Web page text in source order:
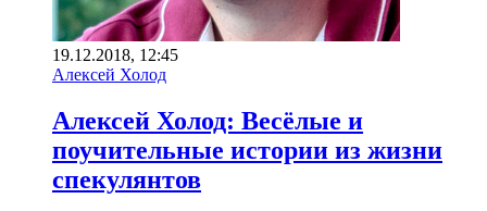
19.12.2018, 12:45
Алексей Холод
Алексей Холод: Весёлые и
поучительные истории из жизни
спекулянтов